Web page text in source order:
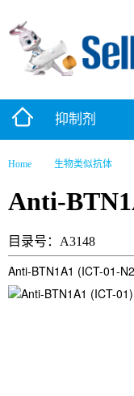
抑制剂
Home 生物类似抗体
Anti-
目录号：A3148
Anti-BTN1A1 (ICT-01-